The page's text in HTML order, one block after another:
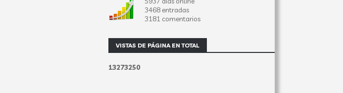
3468 entradas
3181 comentarios
VISTAS DE PÁGINA EN TOTAL
13273250